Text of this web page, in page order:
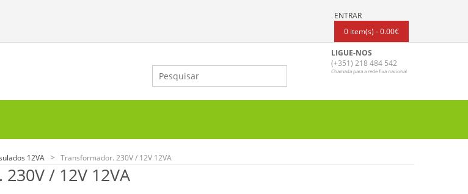
ENTRAR
0 item(s) - 0.00€
LIGUE-NOS
(+351) 218 484 542
Chamada para a rede fixa nacional
12VA Transformador. 230V / 12V 12VA
/ 12V 12VA